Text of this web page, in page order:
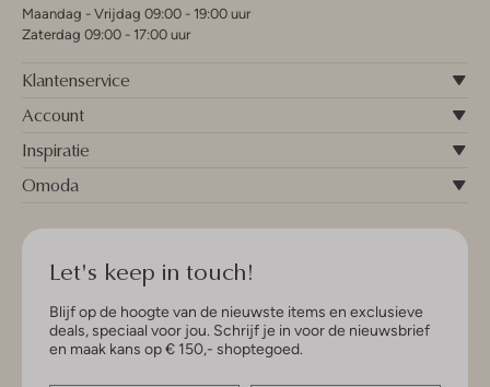
Maandag - Vrijdag 09:00 - 19:00 uur
Zaterdag 09:00 - 17:00 uur
Klantenservice
Account
Inspiratie
Omoda
Let's keep in touch!
Blijf op de hoogte van de nieuwste items en exclusieve
deals, speciaal voor jou. Schrijf je in voor de nieuwsbrief
en maak kans op € 150,- shoptegoed.